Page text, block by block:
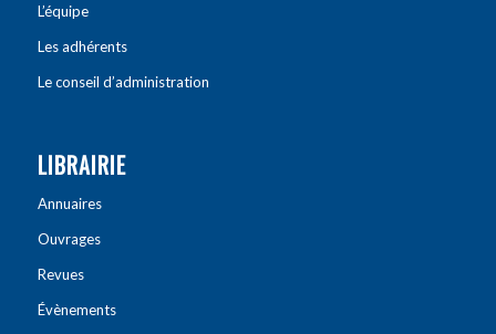
L’équipe
Les adhérents
Le conseil d’administration
LIBRAIRIE
Annuaires
Ouvrages
Revues
Évènements